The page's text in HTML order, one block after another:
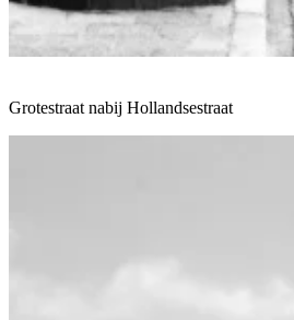
Grotestraat nabij Hollandsestraat